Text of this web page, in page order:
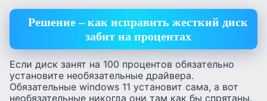
Решение – как исправить жесткий диск
забит на процентах
Если диск занят на 100 процентов обязательно
установите необязательные драйвера.
Обязательные windows 11 установит сама, а вот
необязательные никогда они там как бы спрятаны.